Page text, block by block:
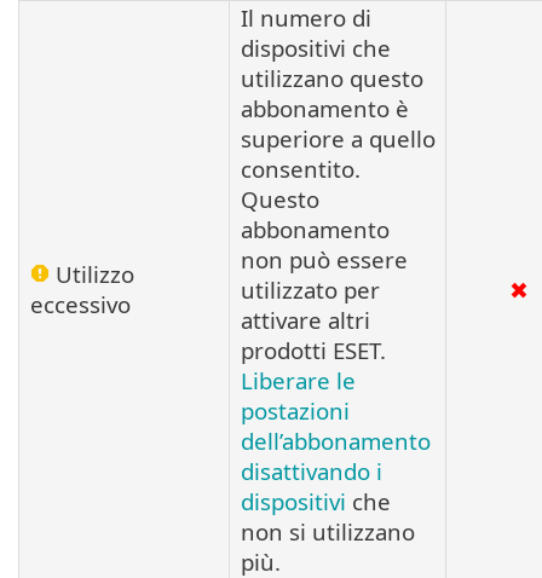
Utilizzo
eccessivo
Il numero di
dispositivi che
utilizzano questo
abbonamento è
superiore a quello
consentito.
Questo
abbonamento
non può essere
utilizzato per
attivare altri
prodotti ESET.
Liberare le
postazioni
dell’abbonamento
disattivando i
dispositivi che
non si utilizzano
più.
✖